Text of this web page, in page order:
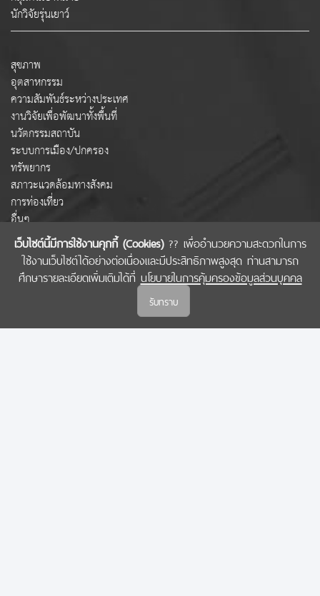
เว็บไซต์นี้มีการใช้งานคุกกี้ (Cookies)?? เพื่ออำนวยความสะดวกในการ
ใช้งานเว็บไซต์ได้อย่างต่อเนื่องและมีประสิทธิภาพสูงสุด ท่านสามารถ
ศึกษารายละเอียดเพิ่มเติมได้ที่ นโยบายในการคุ้มครองข้อมูลส่วนบุคคล
รับทราบ
นักวิจัยรุ่นเยาว์
สุขภาพ
อุตสาหกรรม
ความสัมพันธ์ระหว่างประเทศ
งานวิจัยเพื่อพัฒนาทั้งพื้นที่
นวัตกรรมสถาบัน
ระบบการเมือง/ปกครอง
ทรัพยากร
สภาวะแวดล้อมทางสังคม
การท่องเที่ยว
อื่นๆ
COPYRIGHT © 2022 สำนักงานคณะกรรมการส่งเสริมวิทยาศาสตร์ วิจัยและนวัตกรรม
(สกสว.)
นโยบายในการคุ้มครองข้อมูลส่วนบุคคล